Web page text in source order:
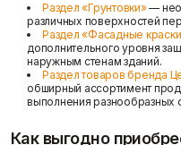
Раздел «Грунтовки»—
различных поверхностей
Раздел «Фасадные
дополнительного уровня
наружным стенам зданий.
Раздел товаров бренда
обширный ассортимент
выполнения разнообразных
Как выгодно